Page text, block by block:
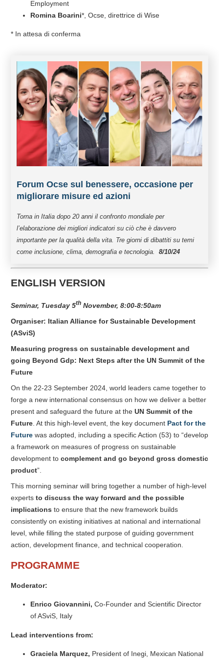
Employment
Romina Boarini*, Ocse, direttrice di Wise
* In attesa di conferma
Forum Ocse sul benessere, occasione per
migliorare misure ed azioni
Torna in Italia dopo 20 anni il confronto mondiale per
l’elaborazione dei migliori indicatori su ciò che è davvero
importante per la qualità della vita. Tre giorni di dibattiti su temi
come inclusione, clima, demografia e tecnologia. 8/10/24
ENGLISH VERSION
Seminar, Tuesday 5th November, 8:00-8:50am
Organiser: Italian Alliance for Sustainable Development
(ASviS)
Measuring progress on sustainable development and
going Beyond Gdp: Next Steps after the UN Summit of the
Future
On the 22-23 September 2024, world leaders came together to
forge a new international consensus on how we deliver a better
present and safeguard the future at the UN Summit of the
Future. At this high-level event, the key document Pact for the
Future was adopted, including a specific Action (53) to “develop
a framework on measures of progress on sustainable
development to complement and go beyond gross domestic
product”.
This morning seminar will bring together a number of high-level
experts to discuss the way forward and the possible
implications to ensure that the new framework builds
consistently on existing initiatives at national and international
level, while filling the stated purpose of guiding government
action, development finance, and technical cooperation.
PROGRAMME
Moderator:
Enrico Giovannini, Co-Founder and Scientific Director
of ASviS, Italy
Lead interventions from:
Graciela Marquez, President of Inegi, Mexican National